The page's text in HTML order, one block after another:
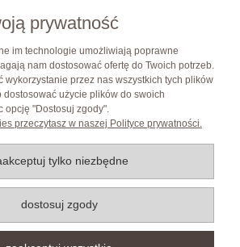
Pomoc
Moje konto
Płatności i dostawa
Informacje
prywatność
im technologie umożliwiają poprawne
nam dostosować ofertę do Twoich potrzeb.
wykorzystanie przez nas wszystkich tych plików
dostosować użycie plików do swoich
opcję "Dostosuj zgody".
przeczytasz w naszej Polityce prywatności.
tylko niezbędne
dostosuj zgody